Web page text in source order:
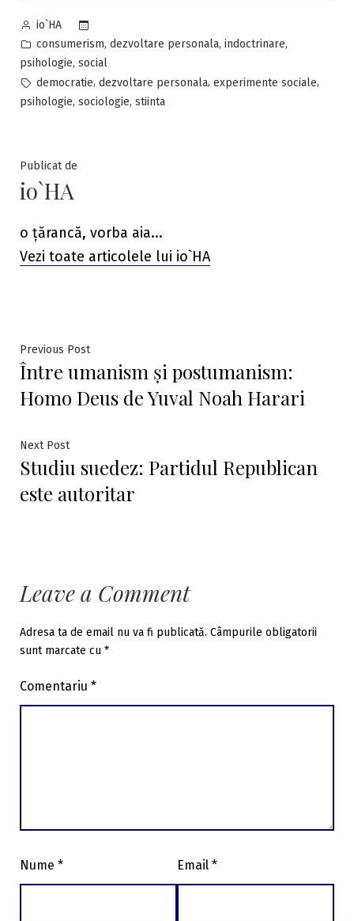
Posted
by
io`HA
Posted
in
consumerism, dezvoltare personala, indoctrinare,
psihologie, social
Tags:
democratie, dezvoltare personala, experimente sociale,
psihologie, sociologie, stiinta
Publicat de
io`HA
o țărancă, vorba aia...
Vezi toate articolele lui io`HA
Navigare
în
Previous PostPrevious
post:
Între umanism și postumanism:
Homo Deus de Yuval Noah Harari
Next PostNext
post:
Studiu suedez: Partidul Republican
este autoritar
Leave a Comment
Adresa ta de email nu va fi publicată. Câmpurile obligatorii
sunt marcate cu *
Comentariu *
Nume * Email *